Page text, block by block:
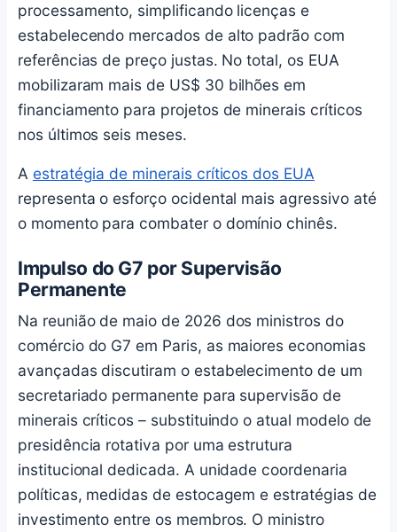
processamento, simplificando licenças e
estabelecendo mercados de alto padrão com
referências de preço justas. No total, os EUA
mobilizaram mais de US$ 30 bilhões em
financiamento para projetos de minerais críticos
nos últimos seis meses.
A estratégia de minerais críticos dos EUA
representa o esforço ocidental mais agressivo até
o momento para combater o domínio chinês.
Impulso do G7 por Supervisão
Permanente
Na reunião de maio de 2026 dos ministros do
comércio do G7 em Paris, as maiores economias
avançadas discutiram o estabelecimento de um
secretariado permanente para supervisão de
minerais críticos – substituindo o atual modelo de
presidência rotativa por uma estrutura
institucional dedicada. A unidade coordenaria
políticas, medidas de estocagem e estratégias de
investimento entre os membros. O ministro